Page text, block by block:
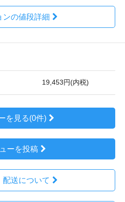
ンの値段詳細
19,453円(内税)
を見る(0件)
ーを投稿
配送について